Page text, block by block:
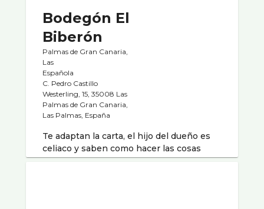
Bodegón El
Biberón
Palmas de Gran Canaria,
Las
Española
C. Pedro Castillo
Westerling, 15, 35008 Las
Palmas de Gran Canaria,
Las Palmas, España
Te adaptan la carta, el hijo del dueño es
celiaco y saben como hacer las cosas